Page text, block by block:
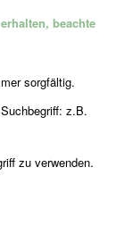
beachte
sorgfältig.
z.B.
zu verwenden.